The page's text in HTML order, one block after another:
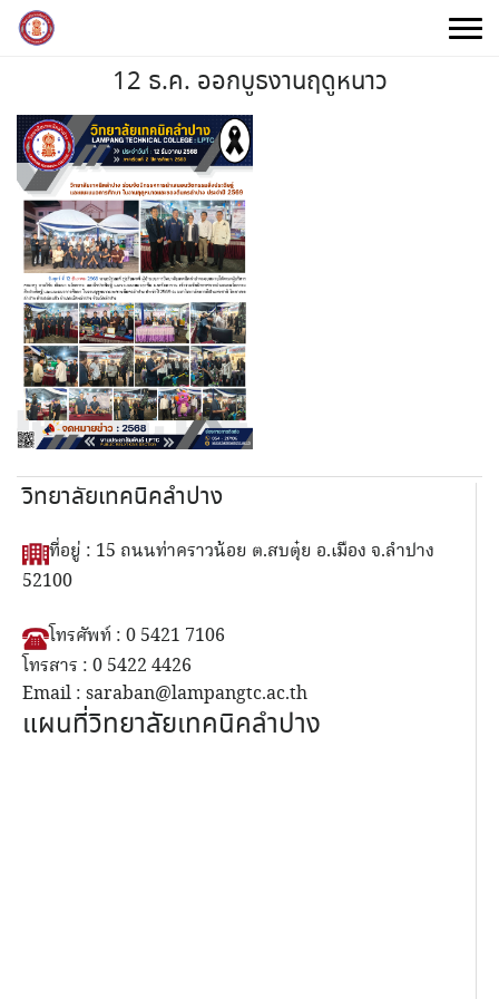
Skip
12 ธ.ค. ออกบูธงานฤดูหนาว
วิทยาลัยเทคนิคลำปาง
ที่อยู่ : 15 ถนนท่าคราวน้อย ต.สบตุ๋ย อ.เมือง จ.ลำปาง
52100
โทรศัพท์ : 0 5421 7106
โทรสาร : 0 5422 4426
Email : saraban@lampangtc.ac.th
แผนที่วิทยาลัยเทคนิคลำปาง